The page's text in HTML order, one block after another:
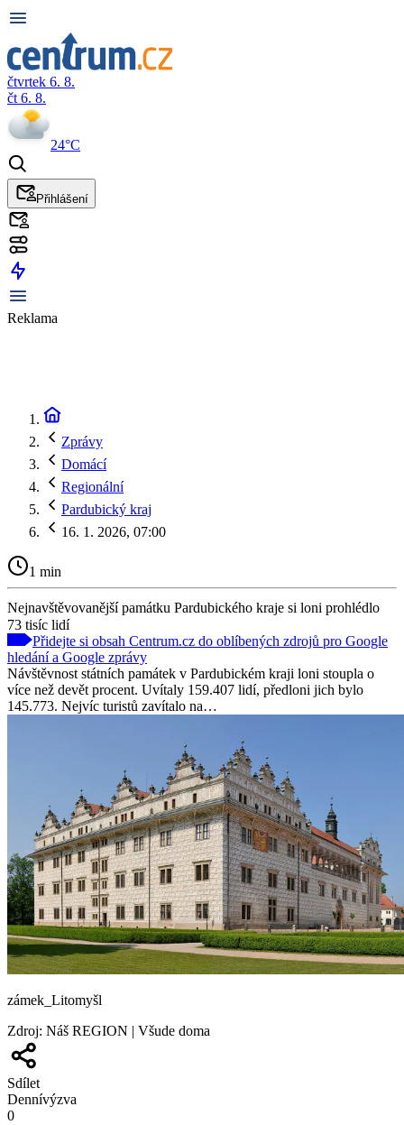
čtvrtek 6. 8.
čt 6. 8.
24°C
Přihlášení
Reklama
Zprávy
Domácí
Regionální
Pardubický kraj
16. 1. 2026, 07:00
1 min
Nejnavštěvovanější památku Pardubického kraje si loni prohlédlo
73 tisíc lidí
Přidejte si obsah Centrum.cz do oblíbených zdrojů pro Google
hledání a Google zprávy
Návštěvnost státních památek v Pardubickém kraji loni stoupla o
více než devět procent. Uvítaly 159.407 lidí, předloni jich bylo
145.773. Nejvíc turistů zavítalo na…
zámek_Litomyšl
Zdroj: Náš REGION | Všude doma
Sdílet
Dennívýzva
0